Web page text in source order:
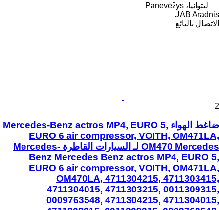
ليتوانيا، Panevėžys
UAB Aradnis
الاتصال بالبائع
2
ضاغط الهواء Mercedes-Benz actros MP4, EURO 5,
EURO 6 air compressor, VOITH, OM471LA,
OM470 Mercedes لـ السيارات القاطرة Mercedes-
Benz Mercedes Benz actros MP4, EURO 5,
EURO 6 air compressor, VOITH, OM471LA,
OM470LA, 4711304215, 4711303415,
4711304015, 4711303215, 0011309315,
0009763548, 4711304215, 4711304015,